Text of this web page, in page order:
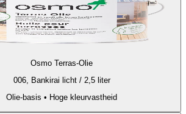
Osmo Terras-Olie
006, Bankirai licht / 2,5 liter
Olie-basis • Hoge kleurvastheid